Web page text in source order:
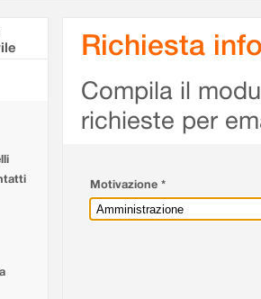
Richiesta
Compila il
richieste per
Motivazione *